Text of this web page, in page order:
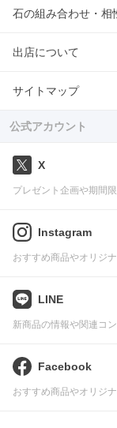
石の組み合わせ・相
出店について
サイトマップ
公式アカウント
X
プレゼント企画や期間
Instagram
おすすめ商品やオリジ
LINE
新商品の情報や関連コ
Facebook
おすすめ商品やオリジ